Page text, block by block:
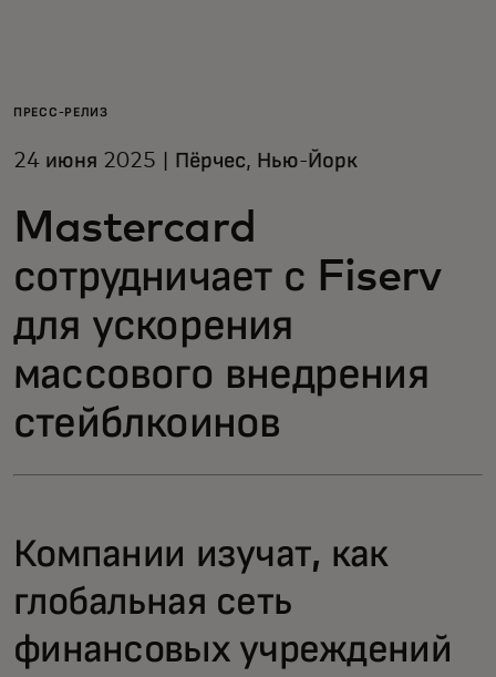
Для бизнеса
Новости и тренды
ПРЕСС-РЕЛИЗ
24 июня 2025 | Пёрчес, Нью-Йорк
Mastercard
сотрудничает с Fiserv
для ускорения
массового внедрения
стейблкоинов
Компании изучат, как
глобальная сеть
финансовых учреждений